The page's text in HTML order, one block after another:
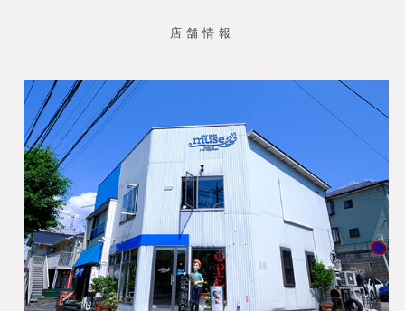
店舗情報